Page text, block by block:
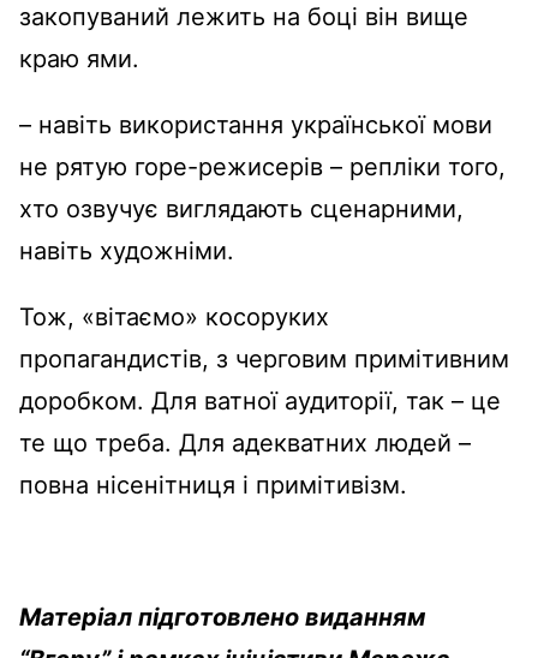
закопуваний лежить на боці він вище
краю ями.
– навіть використання української мови
не рятую горе-режисерів – репліки того,
хто озвучує виглядають сценарними,
навіть художніми.
Тож, «вітаємо» косоруких
пропагандистів, з черговим примітивним
доробком. Для ватної аудиторії, так – це
те що треба. Для адекватних людей –
повна нісенітниця і примітивізм.
Матеріал підготовлено виданням